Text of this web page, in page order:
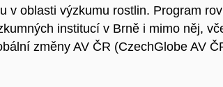
v oblasti výzkumu rostlin. Program
institucí v Brně i mimo něj,
změny AV ČR (CzechGlobe AV